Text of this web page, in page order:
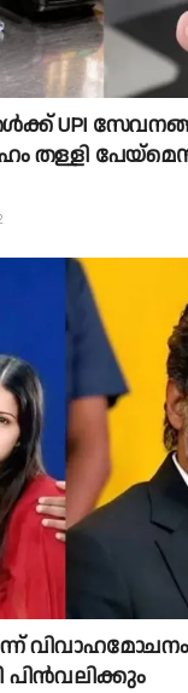
UPI
തള്ളി
പിൻവലിക്കും